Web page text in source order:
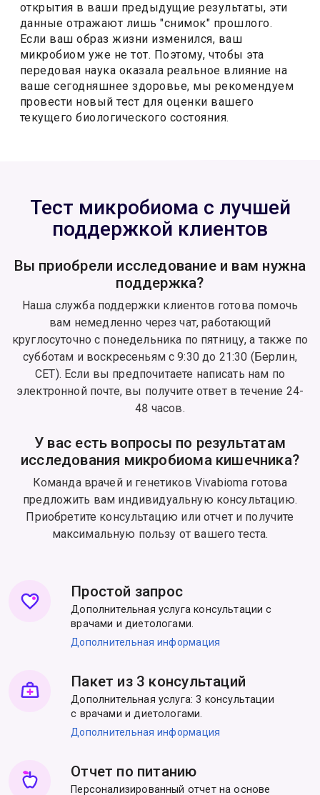
открытия в ваши предыдущие результаты, эти
данные отражают лишь "снимок" прошлого.
Если ваш образ жизни изменился, ваш
микробиом уже не тот. Поэтому, чтобы эта
передовая наука оказала реальное влияние на
ваше сегодняшнее здоровье, мы рекомендуем
провести новый тест для оценки вашего
текущего биологического состояния.
Тест микробиома с лучшей
поддержкой клиентов
Вы приобрели исследование и вам нужна
поддержка?
Наша служба поддержки клиентов готова помочь
вам немедленно через чат, работающий
круглосуточно с понедельника по пятницу, а также по
субботам и воскресеньям с 9:30 до 21:30 (Берлин,
CET). Если вы предпочитаете написать нам по
электронной почте, вы получите ответ в течение 24-
48 часов.
У вас есть вопросы по результатам
исследования микробиома кишечника?
Команда врачей и генетиков Vivabioma готова
предложить вам индивидуальную консультацию.
Приобретите консультацию или отчет и получите
максимальную пользу от вашего теста.
Простой запрос
Дополнительная услуга консультации с
врачами и диетологами.
Дополнительная информация
Пакет из 3 консультаций
Дополнительная услуга: 3 консультации
с врачами и диетологами.
Дополнительная информация
Отчет по питанию
Персонализированный отчет на основе